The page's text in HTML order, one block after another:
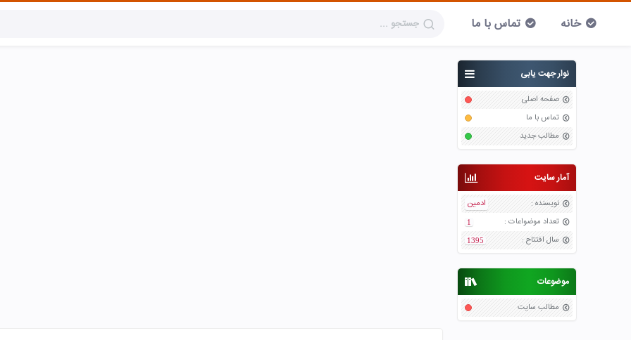
خانه تماس با ما
نوار جهت یابی
صفحه اصلی
تماس با ما
مطالب جدید
آمار سایت
نویسنده :
ادمین
تعداد موضواعات :
1
سال افتتاح :
1395
موضوعات
مطالب سایت